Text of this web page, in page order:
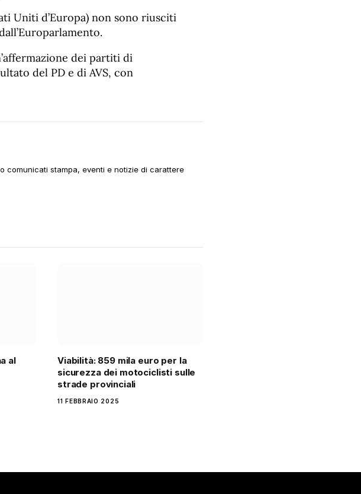
Uniti d’Europa) non sono riusciti
dei partiti di
del PD e di AVS, con
comunicati stampa, eventi e notizie di carattere
al
Viabilità: 859 mila euro per la
sicurezza dei motociclisti sulle
strade provinciali
11 FEBBRAIO 2025